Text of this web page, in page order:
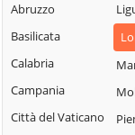
Blessagno
Blevio
Bregnano
Brenna
Brienno
Abruzzo
Basilicata
Calabria
Campania
Città del Vaticano